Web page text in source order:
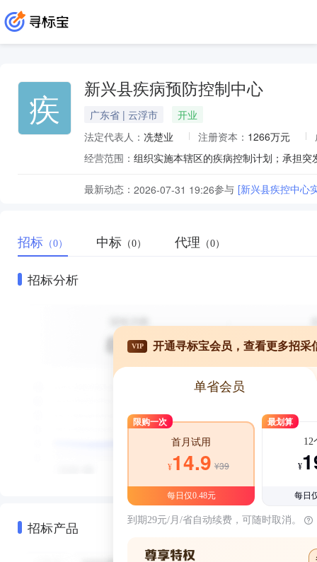
疾 新兴县疾病预防控制中心
广东省 | 云浮市
开业
法定代表人： 冼楚业 注册资本： 1266万元
经营范围：
最新动态： 2026-07-31 19:26参与 [新兴县疾控中心
招标 （0） 中标 （0） 代理 （0）
招标分析
招标产品
VIP 开通寻标宝会员，查看更多招采
单省会员
限购一次
首月试用
¥14.9 ¥39
每日仅0.48元
最划算
12
¥
每日
到期29元/月/省自动续费，可随时取消。